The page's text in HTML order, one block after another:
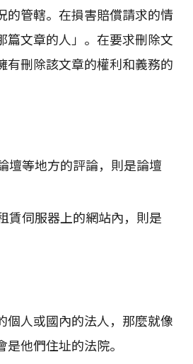
的管轄。在損害賠償請求的情
篇文章的人」。在要求刪除文
有刪除該文章的權利和義務的
壇等地方的評論，則是論壇
賃伺服器上的網站內，則是
個人或國內的法人，那麼就像
是他們住址的法院。